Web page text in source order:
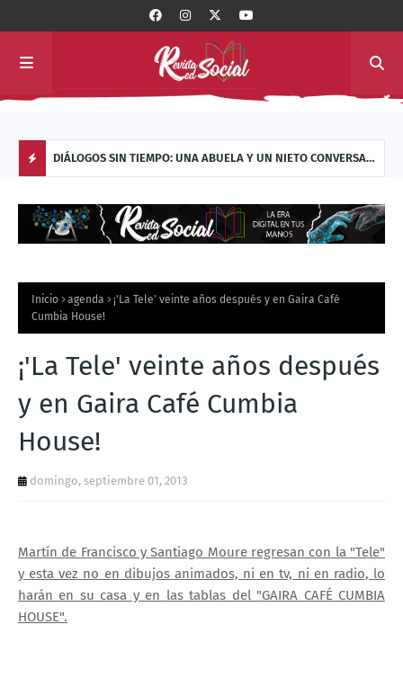
P
S
T
S
DIÁLOGOS SIN TIEMPO: UNA ABUELA Y UN NIETO CONVERSAN
Inicio agenda
¡'La Tele' veinte años después y en Gaira Café
Cumbia House!
¡'La Tele' veinte años después
y en Gaira Café Cumbia
House!
domingo, septiembre 01, 2013
Martín de Francisco y Santiago Moure regresan con la "Tele"
y esta vez no en dibujos animados, ni en tv, ni en radio, lo
harán en su casa y en las tablas del "GAIRA CAFÉ CUMBIA
HOUSE".